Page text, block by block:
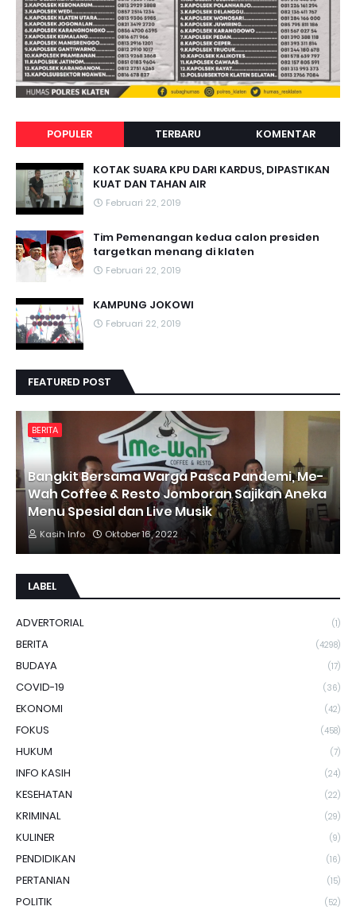
POPULER TERBARU KOMENTAR
KOTAK SUARA KPU DARI KARDUS, DIPASTIKAN
KUAT DAN TAHAN AIR
Februari 22, 2019
Tim Pemenangan kedua calon presiden
targetkan menang di klaten
Februari 22, 2019
KAMPUNG JOKOWI
Februari 22, 2019
FEATURED POST
BERITA
Bangkit Bersama Warga Pasca Pandemi, Me-
Wah Coffee & Resto Jomboran Sajikan Aneka
Menu Spesial dan Live Musik
Kasih Info Oktober 16, 2022
LABEL
ADVERTORIAL (1)
BERITA (4298)
BUDAYA (17)
COVID-19 (36)
EKONOMI (42)
FOKUS (458)
HUKUM (7)
INFO KASIH (24)
KESEHATAN (22)
KRIMINAL (29)
KULINER (9)
PENDIDIKAN (16)
PERTANIAN (15)
POLITIK (52)